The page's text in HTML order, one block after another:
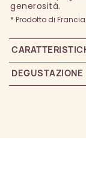
generosità.
* Prodotto di
DEGUSTAZIONE